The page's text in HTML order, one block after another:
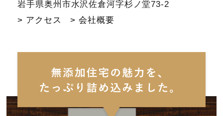
岩手県奥州市水沢佐倉河字杉ノ堂73-2
> アクセス
> 会社概要